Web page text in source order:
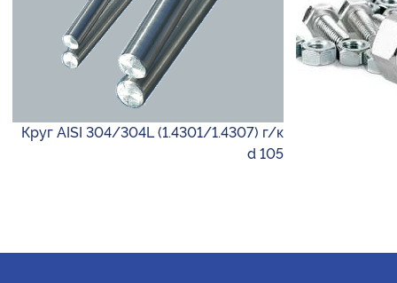
Круг AISI 304/304L (1.4301/1.4307) г/к
d 105